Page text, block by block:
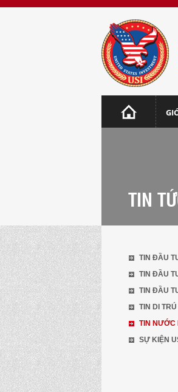
TIN
TIN ĐẦU
TIN ĐẦU
TIN ĐẦU
TIN DI
TIN NƯỚC
SỰ KIỆN